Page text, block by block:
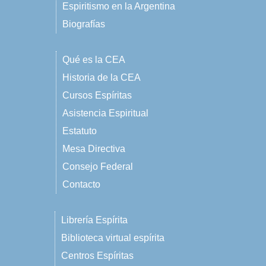
Espiritismo en la Argentina
Biografías
Qué es la CEA
Historia de la CEA
Cursos Espíritas
Asistencia Espiritual
Estatuto
Mesa Directiva
Consejo Federal
Contacto
Librería Espírita
Biblioteca virtual espírita
Centros Espíritas